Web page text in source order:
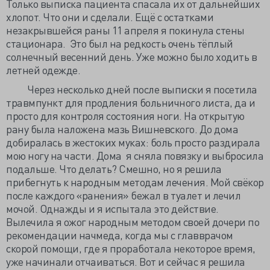
Только выписка пациента спасала их от дальнейших
хлопот. Что они и сделали. Ещё с остатками
незакрывшейся раны 11 апреля я покинула стены
стационара. Это был на редкость очень тёплый
солнечный весенний день. Уже можно было ходить в
летней одежде.
Через несколько дней после выписки я посетила
травмпункт для продления больничного листа, да и
просто для контроля состояния ноги. На открытую
рану была наложена мазь Вишневского. До дома
добиралась в жестоких муках: боль просто раздирала
мою ногу на части. Дома я сняла повязку и выбросила
подальше. Что делать? Смешно, но я решила
прибегнуть к народным методам лечения. Мой свёкор
после каждого «ранения» бежал в туалет и лечил
мочой. Однажды и я испытала это действие.
Вылечила я ожог народным методом своей дочери по
рекомендации начмеда, когда мы с главврачом
скорой помощи, где я проработала некоторое время,
уже начинали отчаиваться. Вот и сейчас я решила